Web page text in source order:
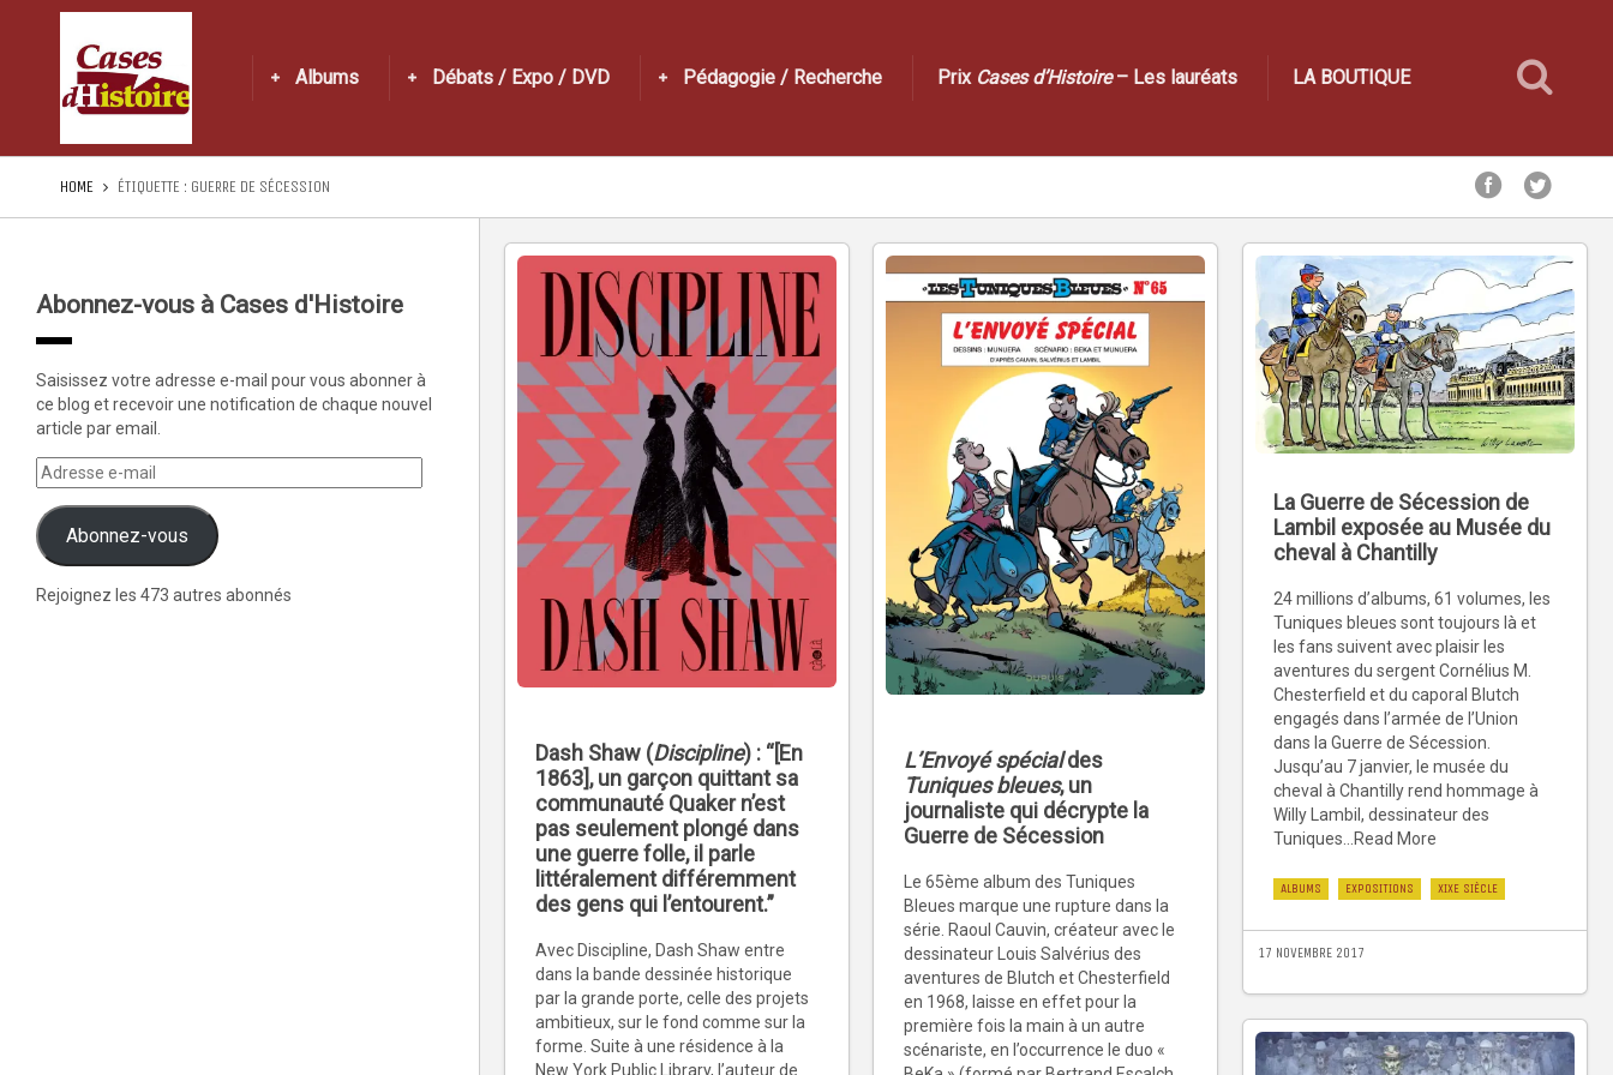
Albums Débats / Expo / DVD Pédagogie / Recherche Prix Cases d’Histoire– Les lauréats LA BOUTIQUE
HOME ÉTIQUETTE : GUERRE DE SÉCESSION
Abonnez-vous à Cases d'Histoire
Saisissez votre adresse e-mail pour vous abonner à
ce blog et recevoir une notification de chaque nouvel
article par email.
Abonnez-vous
Rejoignez les 473 autres abonnés
Dash Shaw (Discipline) : “[En
1863], un garçon quittant sa
communauté Quaker n’est
pas seulement plongé dans
une guerre folle, il parle
littéralement différemment
des gens qui l’entourent.”
Avec Discipline, Dash Shaw entre
dans la bande dessinée historique
par la grande porte, celle des projets
ambitieux, sur le fond comme sur la
forme. Suite à une résidence à la
New York Public Library, l’auteur de
L’Envoyé spécialdes
Tuniques bleues, un
journaliste qui décrypte la
Guerre de Sécession
Le 65ème album des Tuniques
Bleues marque une rupture dans la
série. Raoul Cauvin, créateur avec le
dessinateur Louis Salvérius des
aventures de Blutch et Chesterfield
en 1968, laisse en effet pour la
première fois la main à un autre
scénariste, en l’occurrence le duo «
La Guerre de Sécession de
Lambil exposée au Musée du
cheval à Chantilly
24 millions d’albums, 61 volumes, les
Tuniques bleues sont toujours là et
les fans suivent avec plaisir les
aventures du sergent Cornélius M.
Chesterfield et du caporal Blutch
engagés dans l’armée de l’Union
dans la Guerre de Sécession.
Jusqu’au 7 janvier, le musée du
cheval à Chantilly rend hommage à
Willy Lambil, dessinateur des
Tuniques...Read More
ALBUMS EXPOSITIONS XIXE SIÈCLE
17 NOVEMBRE 2017